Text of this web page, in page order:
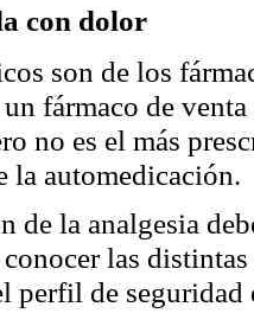
con dolor
son de los
fármaco de
no es el más
la automedicación.
de la analgesia
conocer las
perfil de seguridad